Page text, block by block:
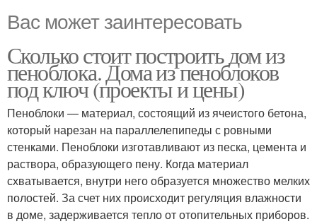
Вас может заинтересовать
Сколько стоит построить дом из
пеноблока. Дома из пеноблоков
под ключ (проекты и цены)
Пеноблоки — материал, состоящий из ячеистого бетона,
который нарезан на параллелепипеды с ровными
стенками. Пеноблоки изготавливают из песка, цемента и
раствора, образующего пену. Когда материал
схватывается, внутри него образуется множество мелких
полостей. За счет них происходит регуляция влажности
в доме, задерживается тепло от отопительных приборов.